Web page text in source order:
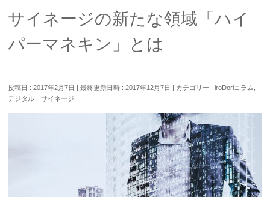
サイネージの新たな領域「ハイ
パーマネキン」とは
投稿日 : 2017年2月7日 最終更新日時 : 2017年12月7日 カテゴリー :iroDoriコラム
デジタル サイネージ